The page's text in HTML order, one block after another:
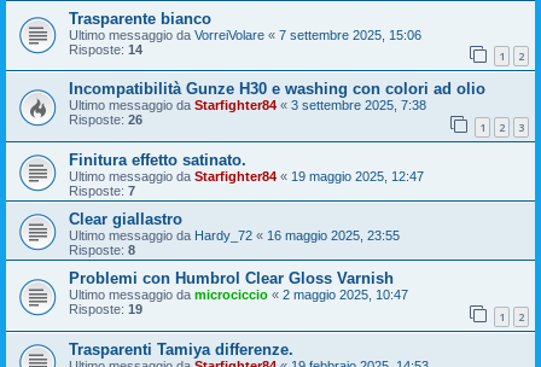
Trasparente bianco
Ultimo messaggio da VorreiVolare « 7 settembre 2025, 15:06
Risposte: 14 1 2
Incompatibilità Gunze H30 e washing con colori ad olio
Ultimo messaggio da Starfighter84 « 3 settembre 2025, 7:38
Risposte: 26 1 2 3
Finitura effetto satinato.
Ultimo messaggio da Starfighter84 « 19 maggio 2025, 12:47
Risposte: 7
Clear giallastro
Ultimo messaggio da Hardy_72 « 16 maggio 2025, 23:55
Risposte: 8
Problemi con Humbrol Clear Gloss Varnish
Ultimo messaggio da microciccio « 2 maggio 2025, 10:47
Risposte: 19 1 2
Trasparenti Tamiya differenze.